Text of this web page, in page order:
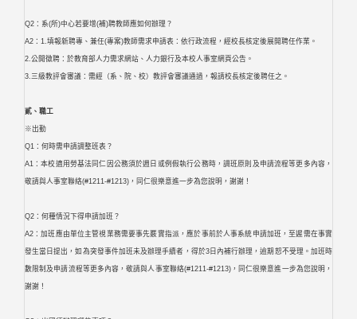
Q2：系(所)中心若要增(補)聘教師應如何辦理？
A2：1.填報新聘專、兼任(專案)教師需求申請表：依行政流程，經校長核定後展開聘任作業。
2.公開徵聘：於教育部人力需求網站、人力銀行及本校人事室網頁公告。
3.三級教評會審議：需經（系、院、校）教評會審議通過，報請校長核定後聘任之。
貳、職工
※出勤
Q1：何時需申請調整班表？
A1：本校適用勞基法同仁因公務須於週日或例假執行公務時，調班原則及申請流程等更多內容，
敬請與人事室聯絡(#1211-#1213)，同仁很樂意進一步為您說明，謝謝！
Q2：何種情況下得申請加班？
A2：加班應由單位主管視業務需要事先覈實指派，應於事前於人事系統申請加班，至遲需在事實
發生當日提出，如為突發事件加班未及辦理手續者，得於3日內補行辦理，逾期恕不受理。加班時
數限制及申請流程等更多內容，敬請與人事室聯絡(#1211-#1213)，同仁很樂意進一步為您說明，
謝謝！